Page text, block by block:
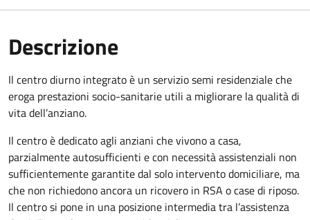
Descrizione
Il centro diurno integrato è un servizio semi residenziale che
eroga prestazioni socio-sanitarie utili a migliorare la qualità di
vita dell’anziano.
Il centro è dedicato agli anziani che vivono a casa,
parzialmente autosufficienti e con necessità assistenziali non
sufficientemente garantite dal solo intervento domiciliare, ma
che non richiedono ancora un ricovero in RSA o case di riposo.
Il centro si pone in una posizione intermedia tra l’assistenza